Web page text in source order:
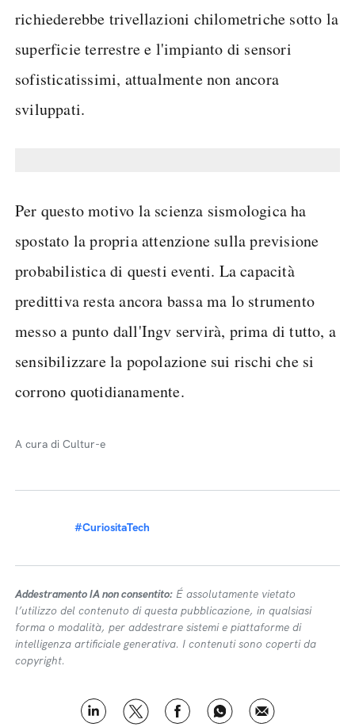
richiederebbe trivellazioni chilometriche sotto la
superficie terrestre e l'impianto di sensori
sofisticatissimi, attualmente non ancora
sviluppati.
Per questo motivo la scienza sismologica ha
spostato la propria attenzione sulla previsione
probabilistica di questi eventi. La capacità
predittiva resta ancora bassa ma lo strumento
messo a punto dall'Ingv servirà, prima di tutto, a
sensibilizzare la popolazione sui rischi che si
corrono quotidianamente.
A cura di Cultur-e
#CuriositaTech
Addestramento IA non consentito: É assolutamente vietato
l’utilizzo del contenuto di questa pubblicazione, in qualsiasi
forma o modalità, per addestrare sistemi e piattaforme di
intelligenza artificiale generativa. I contenuti sono coperti da
copyright.